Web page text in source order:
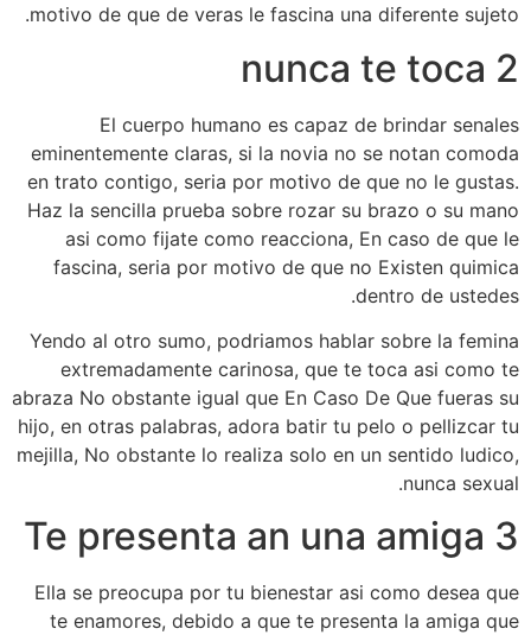
motivo de que de veras le fascina una diferente sujeto.
2 nunca te toca
El cuerpo humano es capaz de brindar senales
eminentemente claras, si la novia no se notan comoda
en trato contigo, seri­a por motivo de que no le gustas.
Haz la sencilla prueba sobre rozar su brazo o su mano
asi­ como fijate como reacciona, En caso de que le
fascina, seri­a por motivo de que no Existen quimica
dentro de ustedes.
Yendo al otro sumo, podri­amos hablar sobre la femina
extremadamente carinosa, que te toca asi­ como te
abraza No obstante igual que En Caso De Que fueras su
hijo, en otras palabras, adora batir tu pelo o pellizcar tu
mejilla, No obstante lo realiza solo en un sentido ludico,
nunca sexual.
3 Te presenta an una amiga
Ella se preocupa por tu bienestar asi­ como desea que
te enamores, debido a que te presenta la amiga que